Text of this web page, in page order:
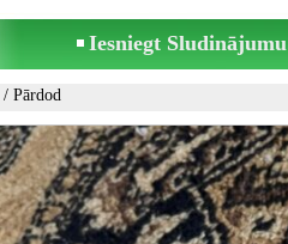
Iesniegt Sludinājumu
/ Pārdod